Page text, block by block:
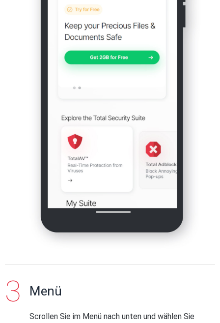
Menü
Scrollen Sie im Menü nach unten und wählen Sie